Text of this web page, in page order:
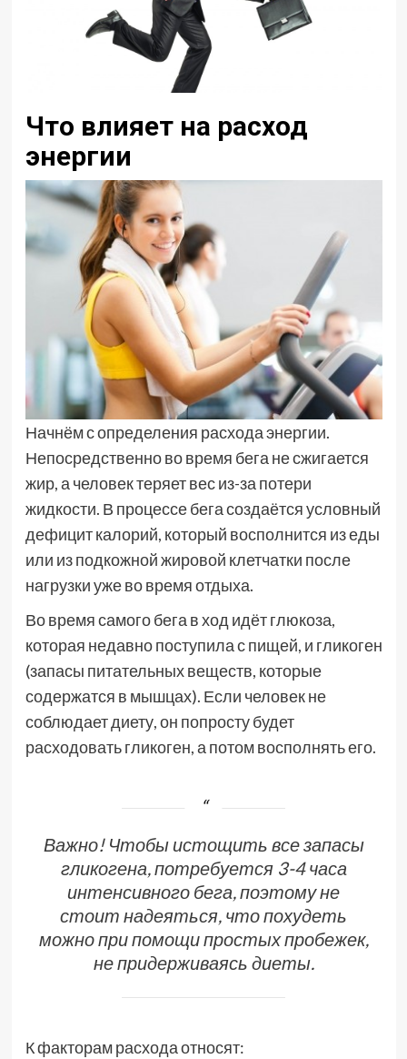
Что влияет на расход
энергии
Начнём с определения расхода энергии.
Непосредственно во время бега не сжигается
жир, а человек теряет вес из-за потери
жидкости. В процессе бега создаётся условный
дефицит калорий, который восполнится из еды
или из подкожной жировой клетчатки после
нагрузки уже во время отдыха.
Во время самого бега в ход идёт глюкоза,
которая недавно поступила с пищей, и гликоген
(запасы питательных веществ, которые
содержатся в мышцах). Если человек не
соблюдает диету, он попросту будет
расходовать гликоген, а потом восполнять его.
Важно! Чтобы истощить все запасы
гликогена, потребуется 3-4 часа
интенсивного бега, поэтому не
стоит надеяться, что похудеть
можно при помощи простых пробежек,
не придерживаясь диеты.
К факторам расхода относят: